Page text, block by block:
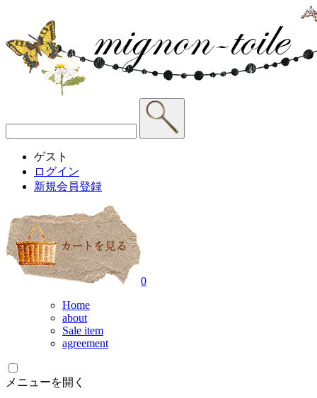
ゲスト
ログイン
新規会員登録
0
Home
about
Sale item
agreement
メニューを開く